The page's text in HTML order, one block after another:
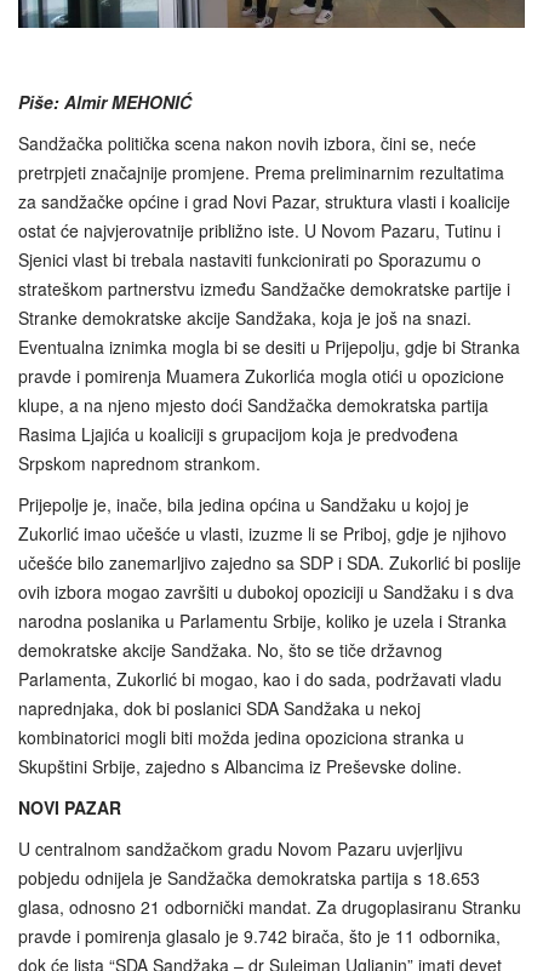
Piše: Almir MEHONIĆ
Sandžačka politička scena nakon novih izbora, čini se, neće
pretrpjeti značajnije promjene. Prema preliminarnim rezultatima
za sandžačke općine i grad Novi Pazar, struktura vlasti i koalicije
ostat će najvjerovatnije približno iste. U Novom Pazaru, Tutinu i
Sjenici vlast bi trebala nastaviti funkcionirati po Sporazumu o
strateškom partnerstvu između Sandžačke demokratske partije i
Stranke demokratske akcije Sandžaka, koja je još na snazi.
Eventualna iznimka mogla bi se desiti u Prijepolju, gdje bi Stranka
pravde i pomirenja Muamera Zukorlića mogla otići u opozicione
klupe, a na njeno mjesto doći Sandžačka demokratska partija
Rasima Ljajića u koaliciji s grupacijom koja je predvođena
Srpskom naprednom strankom.
Prijepolje je, inače, bila jedina općina u Sandžaku u kojoj je
Zukorlić imao učešće u vlasti, izuzme li se Priboj, gdje je njihovo
učešće bilo zanemarljivo zajedno sa SDP i SDA. Zukorlić bi poslije
ovih izbora mogao završiti u dubokoj opoziciji u Sandžaku i s dva
narodna poslanika u Parlamentu Srbije, koliko je uzela i Stranka
demokratske akcije Sandžaka. No, što se tiče državnog
Parlamenta, Zukorlić bi mogao, kao i do sada, podržavati vladu
naprednjaka, dok bi poslanici SDA Sandžaka u nekoj
kombinatorici mogli biti možda jedina opoziciona stranka u
Skupštini Srbije, zajedno s Albancima iz Preševske doline.
NOVI PAZAR
U centralnom sandžačkom gradu Novom Pazaru uvjerljivu
pobjedu odnijela je Sandžačka demokratska partija s 18.653
glasa, odnosno 21 odbornički mandat. Za drugoplasiranu Stranku
pravde i pomirenja glasalo je 9.742 birača, što je 11 odbornika,
dok će lista “SDA Sandžaka – dr Sulejman Ugljanin” imati devet